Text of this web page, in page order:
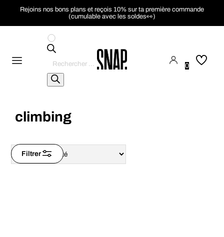
Rejoins nos bons plans et reçois 10% sur ta première commande
(cumulable avec les soldes👀)
de
produits
0
climbing
Filtrer